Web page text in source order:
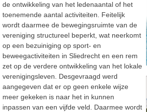
de ontwikkeling van het ledenaantal of het
toenemende aantal activiteiten. Feitelijk
wordt daarmee de bewegingsruimte van de
vereniging structureel beperkt, wat neerkomt
op een bezuiniging op sport- en
beweegactiviteiten in Sliedrecht en een rem
zet op de verdere ontwikkeling van het lokale
verenigingsleven. Desgevraagd werd
aangegeven dat er op geen enkele wijze
meer gekeken is naar het in kunnen
inpassen van een vijfde veld. Daarmee wordt